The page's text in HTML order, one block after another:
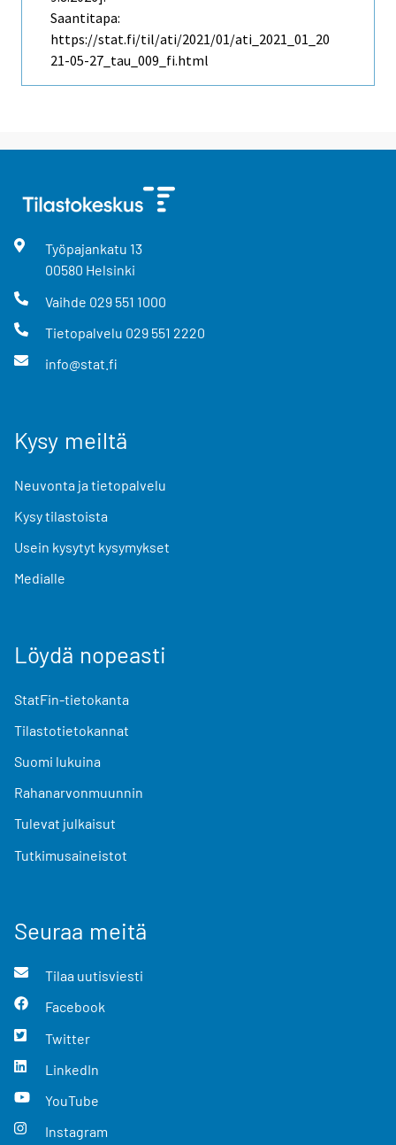
Saantitapa:
https://stat.fi/til/ati/2021/01/ati_2021_01_20
21-05-27_tau_009_fi.html
Työpajankatu 13
00580 Helsinki
Vaihde 029 551 1000
Tietopalvelu 029 551 2220
info@stat.fi
Kysy meiltä
Neuvonta ja tietopalvelu
Kysy tilastoista
Usein kysytyt kysymykset
Medialle
Löydä nopeasti
StatFin-tietokanta
Tilastotietokannat
Suomi lukuina
Rahanarvonmuunnin
Tulevat julkaisut
Tutkimusaineistot
Seuraa meitä
Tilaa uutisviesti
Facebook
Twitter
LinkedIn
YouTube
Instagram